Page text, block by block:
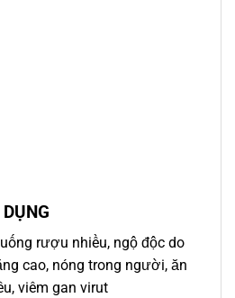
rượu nhiều, ngộ độc do
cao, nóng trong người, ăn
viêm gan virut